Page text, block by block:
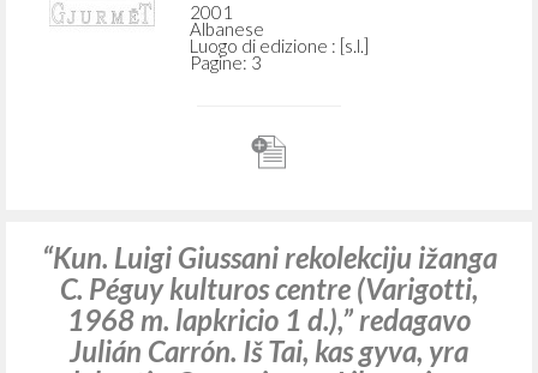
2001
Albanese
Luogo di edizione : [s.l.]
Pagine: 3
“Kun. Luigi Giussani rekolekciju ižanga
C. Péguy kulturos centre (Varigotti,
1968 m. lapkricio 1 d.),” redagavo
Julián Carrón. Iš Tai, kas gyva, yra